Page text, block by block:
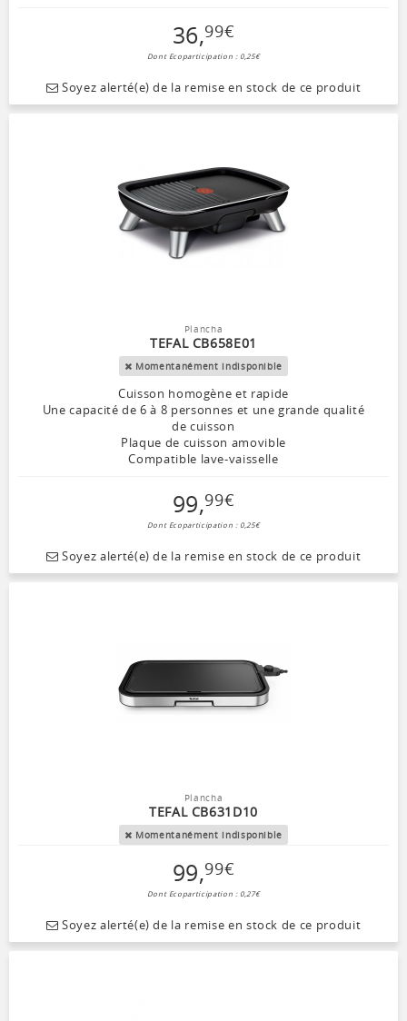
36,99€
Dont Ecoparticipation : 0,25€
Soyez alerté(e) de la remise en stock de ce produit
Plancha
TEFAL CB658E01
Momentanément indisponible
Cuisson homogène et rapide
Une capacité de 6 à 8 personnes et une grande qualité
de cuisson
Plaque de cuisson amovible
Compatible lave-vaisselle
99,99€
Dont Ecoparticipation : 0,25€
Soyez alerté(e) de la remise en stock de ce produit
Plancha
TEFAL CB631D10
Momentanément indisponible
99,99€
Dont Ecoparticipation : 0,27€
Soyez alerté(e) de la remise en stock de ce produit